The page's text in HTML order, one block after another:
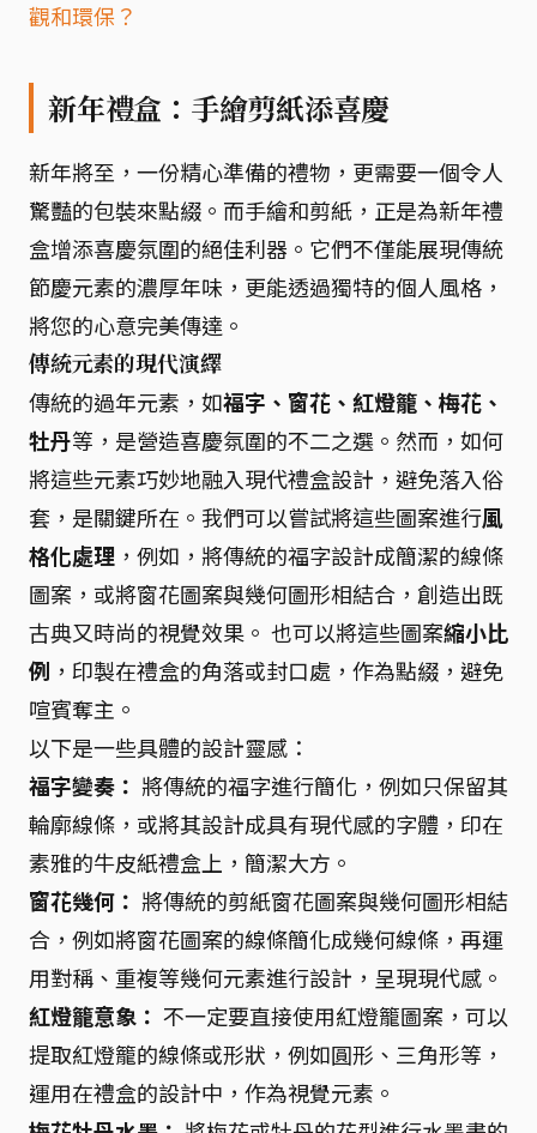
觀和環保？
新年禮盒：手繪剪紙添喜慶
新年將至，一份精心準備的禮物，更需要一個令人
驚豔的包裝來點綴。而手繪和剪紙，正是為新年禮
盒增添喜慶氛圍的絕佳利器。它們不僅能展現傳統
節慶元素的濃厚年味，更能透過獨特的個人風格，
將您的心意完美傳達。
傳統元素的現代演繹
傳統的過年元素，如福字、窗花、紅燈籠、梅花、
牡丹等，是營造喜慶氛圍的不二之選。然而，如何
將這些元素巧妙地融入現代禮盒設計，避免落入俗
套，是關鍵所在。我們可以嘗試將這些圖案進行風
格化處理 ，例如，將傳統的福字設計成簡潔的線條
圖案，或將窗花圖案與幾何圖形相結合，創造出既
古典又時尚的視覺效果。 也可以將這些圖案縮小比
例 ，印製在禮盒的角落或封口處，作為點綴，避免
喧賓奪主。
以下是一些具體的設計靈感：
福字變奏： 將傳統的福字進行簡化，例如只保留其
輪廓線條，或將其設計成具有現代感的字體，印在
素雅的牛皮紙禮盒上，簡潔大方。
窗花幾何： 將傳統的剪紙窗花圖案與幾何圖形相結
合，例如將窗花圖案的線條簡化成幾何線條，再運
用對稱、重複等幾何元素進行設計，呈現現代感。
紅燈籠意象： 不一定要直接使用紅燈籠圖案，可以
提取紅燈籠的線條或形狀，例如圓形、三角形等，
運用在禮盒的設計中，作為視覺元素。